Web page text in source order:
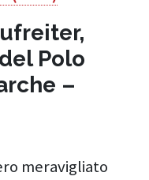
Polo
–
meravigliato